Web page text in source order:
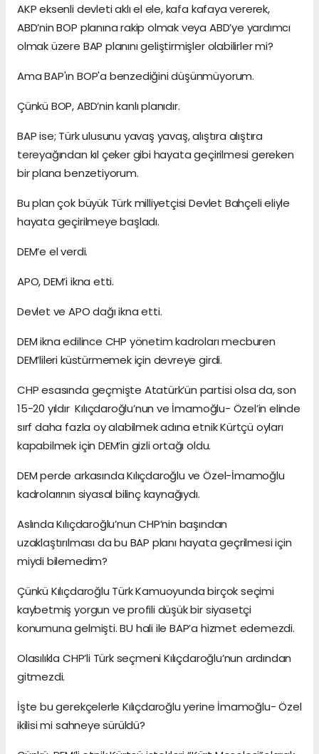
AKP eksenli devleti aklı el ele, kafa kafaya vererek,
ABD’nin BOP planına rakip olmak veya ABD’ye yardımcı
olmak üzere BAP planını geliştirmişler olabilirler mi?
Ama BAP'ın BOP'a benzediğini düşünmüyorum.
Çünkü BOP, ABD’nin kanlı planıdır.
BAP ise; Türk ulusunu yavaş yavaş, alıştıra alıştıra
tereyağından kıl çeker gibi hayata geçirilmesi gereken
bir plana benzetiyorum.
Bu plan çok büyük Türk milliyetçisi Devlet Bahçeli eliyle
hayata geçirilmeye başladı.
DEM’e el verdi.
APO, DEM’i ikna etti.
Devlet ve APO dağı ikna etti.
DEM ikna edilince CHP yönetim kadroları mecburen
DEM’lileri küstürmemek için devreye girdi.
CHP esasında geçmişte Atatürk’ün partisi olsa da, son
15-20 yıldır Kılıçdaroğlu’nun ve İmamoğlu- Özel’in elinde
sırf daha fazla oy alabilmek adına etnik Kürtçü oyları
kapabilmek için DEM’in gizli ortağı oldu.
DEM perde arkasında Kılıçdaroğlu ve Özel-İmamoğlu
kadrolarının siyasal bilinç kaynağıydı.
Aslında Kılıçdaroğlu’nun CHP’nin başından
uzaklaştırılması da bu BAP planı hayata geçrilmesi için
miydi bilemedim?
Çünkü Kılıçdaroğlu Türk Kamuoyunda birçok seçimi
kaybetmiş yorgun ve profili düşük bir siyasetçi
konumuna gelmişti. BU hali ile BAP’a hizmet edemezdi.
Olasılıkla CHP’li Türk seçmeni Kılıçdaroğlu’nun ardından
gitmezdi.
İşte bu gerekçelerle Kılıçdaroğlu yerine İmamoğlu- Özel
ikilisi mi sahneye sürüldü?